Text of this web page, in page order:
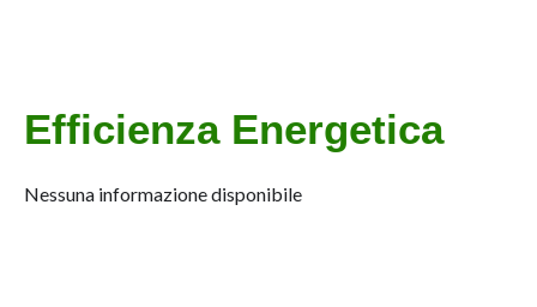
Efficienza Energetica
Nessuna informazione disponibile